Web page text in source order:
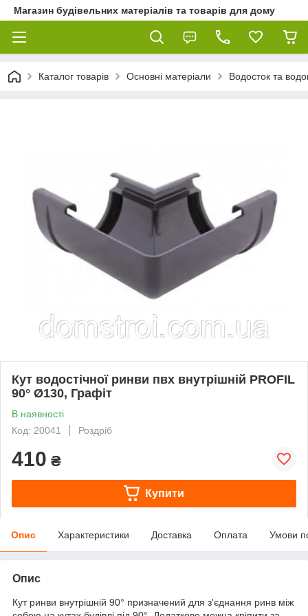
Магазин будівельних матеріалів та товарів для дому
Каталог товарів Основні матеріали Водосток та
Кут водостічної ринви пвх внутрішній PROFIL
90° Ø130, Графіт
В наявності
Код: 20041
Роздріб
410 ₴
Купити
Опис Характеристики Доставка Оплата Умови
Опис
Кут ринви внутрішній 90° призначений для з'єднання ринв між